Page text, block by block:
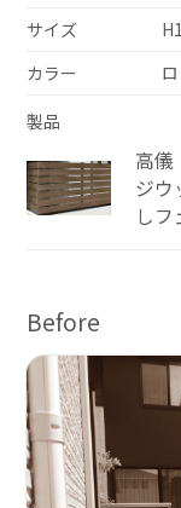
サイズ
カラー
製品
高
ジ
しフ
Before